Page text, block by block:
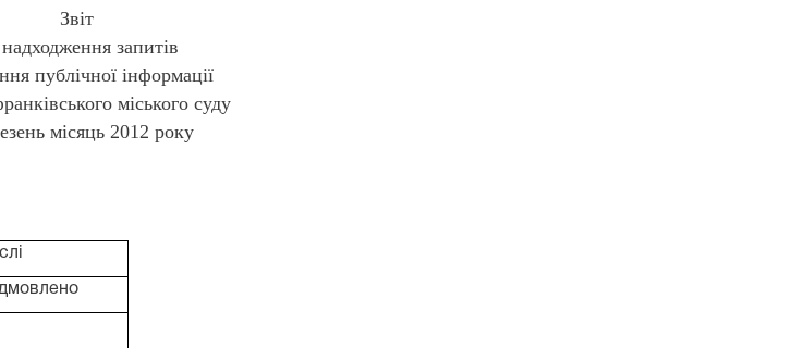
Звіт
запитів
публічної інформації
міського суду
місяць 2012 року